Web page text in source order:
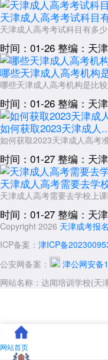
天津成人高考考试科目
天津成人高考考试科目有多
时间：01-26 整编：天
哪些天津成人高考机构
哪些天津成人高考机构是比
时间：01-26 整编：天
如何获取2023天津成人
如何获取2023天津成人高考
时间：01-27 整编：天
天津成人高考需要去学
天津成人高考需要去学校上
时间：01-27 整编：天
Copyright 2026 天津成考报
ICP备案： 津ICP备
公安网备案：
津公网安备
网站名称：达闻培训学校(天
网站首页